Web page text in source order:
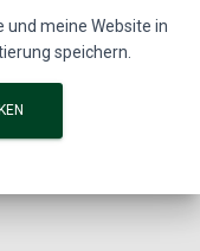
und meine Website in
speichern.